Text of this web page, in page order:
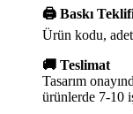
🖨️ Baskı
Ürün kodu,
🚚 Teslimat
Tasarım
ürünlerde 7-10